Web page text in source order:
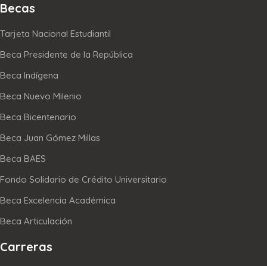
Becas
Tarjeta Nacional Estudiantil
Beca Presidente de la República
Beca Indígena
Beca Nuevo Milenio
Beca Bicentenario
Beca Juan Gómez Millas
Beca BAES
Fondo Solidario de Crédito Universitario
Beca Excelencia Académica
Beca Articulación
Carreras